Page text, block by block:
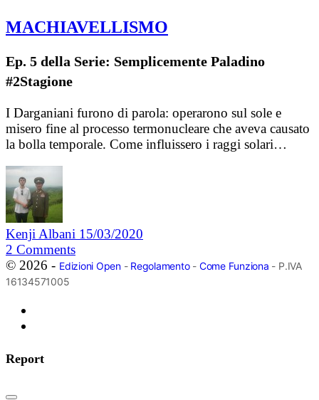
MACHIAVELLISMO
Ep. 5 della Serie: Semplicemente Paladino
#2Stagione
I Darganiani furono di parola: operarono sul sole e
misero fine al processo termonucleare che aveva causato
la bolla temporale. Come influissero i raggi solari…
Kenji Albani 15/03/2020
2 Comments
© 2026 - Edizioni Open- Regolamento- Come Funziona - P.IVA
16134571005
Report